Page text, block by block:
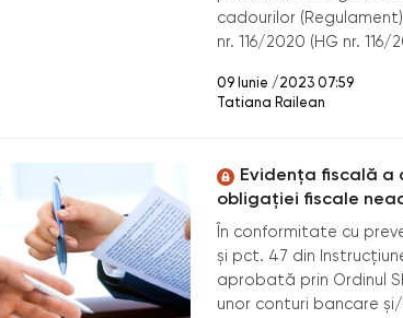
cadourilor
nr. 116/2020 (HG nr. 116/
09 Iunie /2023 07:59
Tatiana Railean
Evidența fiscală a
obligației fiscale
În conformitate cu
și pct. 47 din
aprobată prin Ordinul
unor conturi bancare